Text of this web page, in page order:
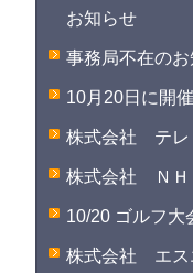
お知らせ
事務局不在の
10月20日に開
株式会社 テレ
株式会社 ＮＨ
10/20 ゴルフ大
株式会社 エス